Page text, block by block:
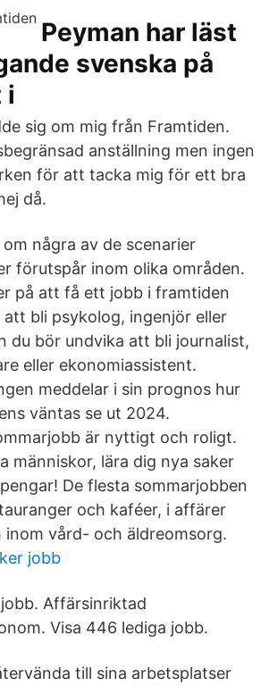
Peyman har läst
svenska på
i
sig om mig från Framtiden.
anställning men ingen
för att tacka mig för ett bra
då.
några av de scenarier
förutspår inom olika områden.
på att få ett jobb i framtiden
att bli psykolog, ingenjör eller
du bör undvika att bli journalist,
eller ekonomiassistent.
meddelar i sin prognos hur
väntas se ut 2024.
är nyttigt och roligt.
människor, lära dig nya saker
De flesta sommarjobben
och kaféer, i affärer
inom vård- och äldreomsorg.
jobb
Affärsinriktad
Visa 446 lediga jobb.
till sina arbetsplatser